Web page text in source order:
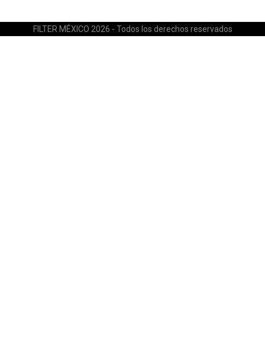
FILTER MÉXICO 2026 - Todos los derechos reservados